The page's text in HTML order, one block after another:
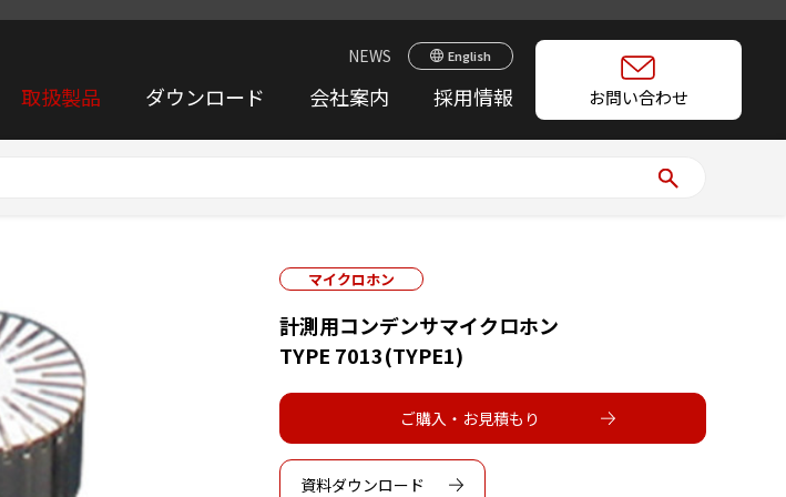
NEWS English
取扱製品 ダウンロード 会社案内 採用情報 お問い合わせ
マイクロホン
計測用コンデンサマイクロホン
TYPE 7013(TYPE1)
ご購入・お見積もり
資料ダウンロード